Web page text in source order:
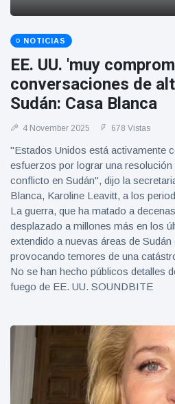
NOTICIAS
EE. UU. 'muy
conversaciones de
Sudán: Casa Blanca
4 November 2025 678 Vistas
"Estados Unidos está activamente
esfuerzos por lograr una
conflicto en Sudán", dijo la
Blanca, Karoline Leavitt, a los
La guerra, que ha matado a
desplazado a millones más en los
extendido a nuevas áreas de
provocando temores de una
No se han hecho públicos detalles
fuego de EE. UU. SOUNDBITE